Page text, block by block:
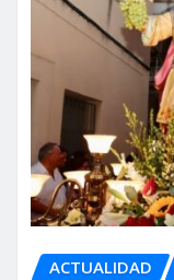
ACTUALIDAD